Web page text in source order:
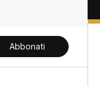
Abbonati